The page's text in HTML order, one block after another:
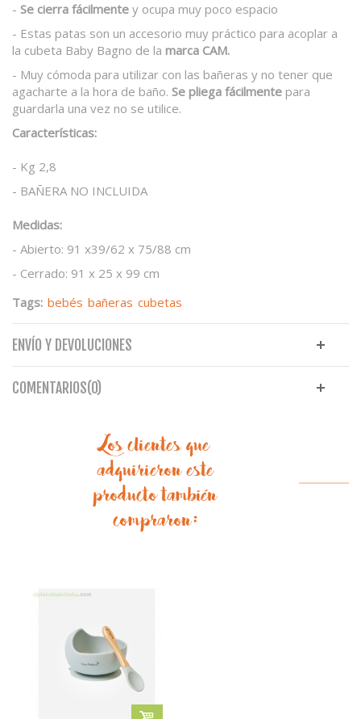
- Se cierra fácilmente y ocupa muy poco espacio
- Estas patas son un accesorio muy práctico para acoplar a
la cubeta Baby Bagno de la marca CAM.
- Muy cómoda para utilizar con las bañeras y no tener que
agacharte a la hora de baño. Se pliega fácilmente para
guardarla una vez no se utilice.
Características:
- Kg 2,8
- BAÑERA NO INCLUIDA
Medidas:
- Abierto: 91 x39/62 x 75/88 cm
- Cerrado: 91 x 25 x 99 cm
Tags: bebés bañeras cubetas
ENVÍO Y DEVOLUCIONES
COMENTARIOS(0)
Los clientes que
adquirieron este
producto también
compraron: